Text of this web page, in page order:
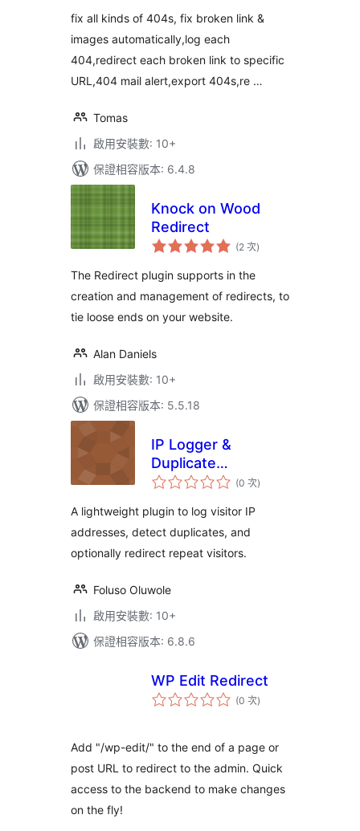
fix all kinds of 404s, fix broken link &
images automatically,log each
404,redirect each broken link to specific
URL,404 mail alert,export 404s,re …
Tomas
啟用安裝數: 10+
保證相容版本: 6.4.8
Knock on Wood
Redirect
(2 次評
分)
The Redirect plugin supports in the
creation and management of redirects, to
tie loose ends on your website.
Alan Daniels
啟用安裝數: 10+
保證相容版本: 5.5.18
IP Logger &
Duplicate
Redirector
(0 次評
分)
A lightweight plugin to log visitor IP
addresses, detect duplicates, and
optionally redirect repeat visitors.
Foluso Oluwole
啟用安裝數: 10+
保證相容版本: 6.8.6
WP Edit Redirect
(0 次評
分)
Add "/wp-edit/" to the end of a page or
post URL to redirect to the admin. Quick
access to the backend to make changes
on the fly!